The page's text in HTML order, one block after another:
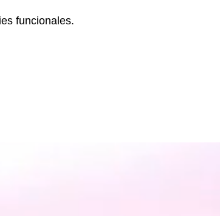
funcionales.